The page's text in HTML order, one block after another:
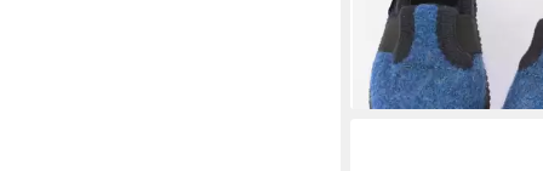
Schule und
Sohle
(25,00 €/ 1 Paar)
-17%